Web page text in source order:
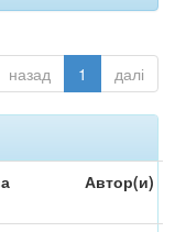
назад 1 далі
Автор(и)